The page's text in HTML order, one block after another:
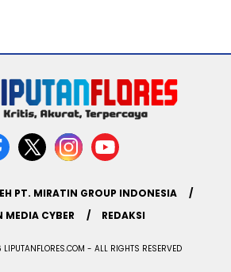
PT. MIRATIN GROUP INDONESIA
MEDIA CYBER
REDAKSI
- ALL RIGHTS RESERVED